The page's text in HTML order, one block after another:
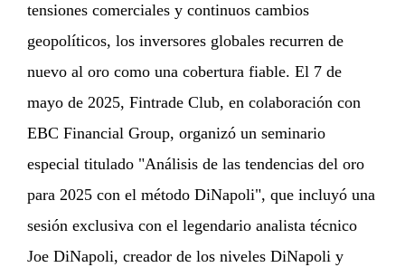
tensiones comerciales y continuos cambios
geopolíticos, los inversores globales recurren de
nuevo al oro como una cobertura fiable. El 7 de
mayo de 2025, Fintrade Club, en colaboración con
EBC Financial Group, organizó un seminario
especial titulado "Análisis de las tendencias del oro
para 2025 con el método DiNapoli", que incluyó una
sesión exclusiva con el legendario analista técnico
Joe DiNapoli, creador de los niveles DiNapoli y